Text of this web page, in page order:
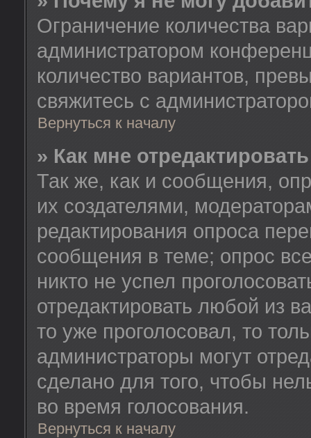
Ограничение количества
администратором
количество вариантов,
свяжитесь с
Вернуться к началу
» Как мне
Так же, как и сообщения,
их создателями,
редактирования опроса
сообщения в теме; опрос
никто не успел
отредактировать любой из
то уже проголосовал, то
администраторы могут
сделано для того, чтобы
во время голосования.
Вернуться к началу